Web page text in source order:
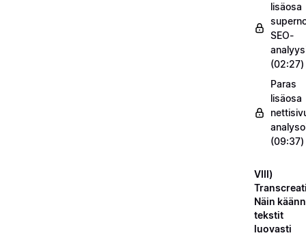
lisäosa
SEO-
(02:27)
Paras
lisäosa
(09:37)
VIII)
Näin
tekstit
luovasti